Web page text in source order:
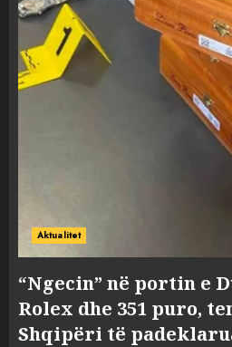
Aktualitet
“Ngecin” në portin e
Rolex dhe 351 puro,
Shqipëri të